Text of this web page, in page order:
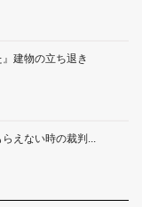
建物の立ち退き
えない時の裁判...